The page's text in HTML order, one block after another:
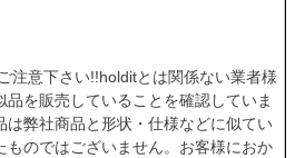
注意下さい!!holditとは関係ない業者様
を販売していることを確認していま
は弊社商品と形状・仕様などに似てい
ものではございません。お客様におか